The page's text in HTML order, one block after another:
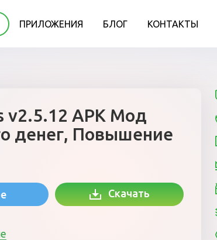
ПРИЛОЖЕНИЯ БЛОГ КОНТАКТЫ
v2.5.12 APK Мод
денег, Повышение
Скачать